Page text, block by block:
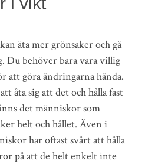
äta mer grönsaker och gå
Du behöver bara vara villig
att göra ändringarna hända.
åta sig att det och hålla fast
det människor som
helt och hållet. Även i
har oftast svårt att hålla
på att de helt enkelt inte